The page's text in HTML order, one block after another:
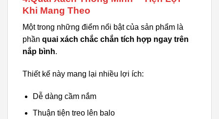
Khi Mang Theo
Một trong những điểm nổi bật của sản phẩm là
phần quai xách chắc chắn tích hợp ngay trên
nắp bình.
Thiết kế này mang lại nhiều lợi ích:
Dễ dàng cầm nắm
Thuận tiện treo lên balo